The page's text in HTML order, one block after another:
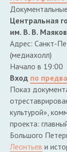
Центральная
им. В. В.
Адрес: Санкт-
(медиахолл)
Начало в 19:00
Вход по
Показ
культурой»,
проекта:
Большого
Леонтьев и